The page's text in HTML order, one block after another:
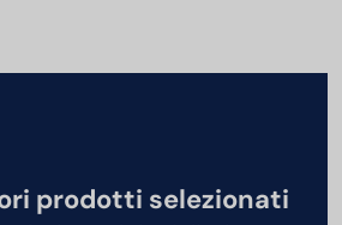
prodotti selezionati